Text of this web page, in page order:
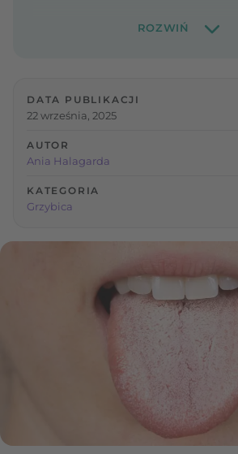
DATA PUBLIKACJI
22 września, 2025
AUTOR
Ania Halagarda
KATEGORIA
Grzybica